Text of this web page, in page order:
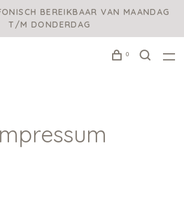
BEREIKBAAR VAN MAANDAG
T/M DONDERDAG
0